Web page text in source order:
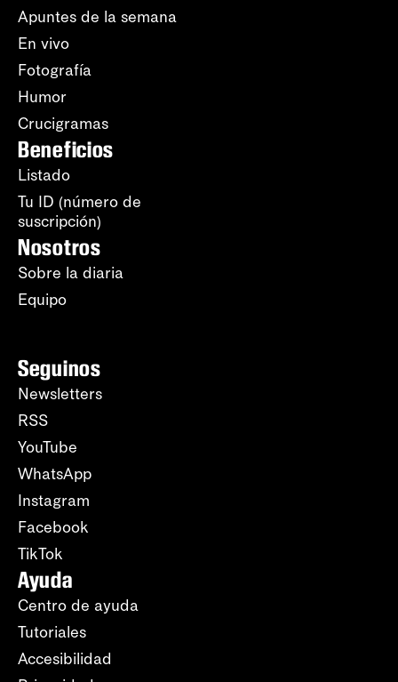
Apuntes de la semana
En vivo
Fotografía
Humor
Crucigramas
Beneficios
Listado
Tu ID (número de
suscripción)
Nosotros
Sobre la diaria
Equipo
Seguinos
Newsletters
RSS
YouTube
WhatsApp
Instagram
Facebook
TikTok
Ayuda
Centro de ayuda
Tutoriales
Accesibilidad